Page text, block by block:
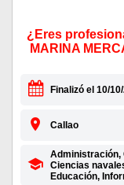
¿Eres
MARINA
Finalizó el 10/
Callao
Administración,
Ciencias
Educación,